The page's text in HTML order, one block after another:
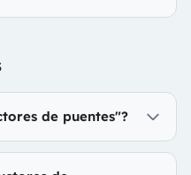
de puentes"?